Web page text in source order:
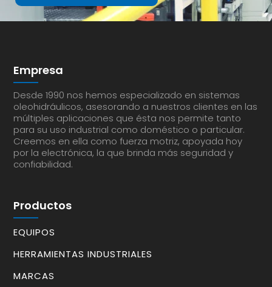
Empresa
Desde 1990 nos hemos especializado en sistemas
oleohidráulicos, asesorando a nuestros clientes en las
múltiples aplicaciones que ésta nos permite tanto
para su uso industrial como doméstico o particular.
Creemos en ella como fuerza motriz, apoyada hoy
por la electrónica, la que brinda más seguridad y
confiabilidad.
Productos
EQUIPOS
HERRAMIENTAS INDUSTRIALES
MARCAS